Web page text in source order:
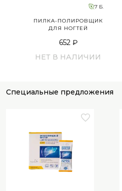
7 Б.
ПИЛКА-ПОЛИРОВЩИК
ДЛЯ НОГТЕЙ
652 ₽
НЕТ В НАЛИЧИИ
специальные предложения